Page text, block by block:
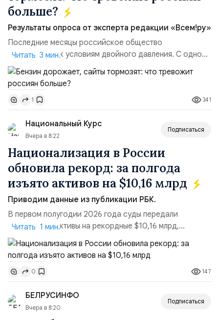
больше?
Результаты опроса от эксперта редакции «Всем!ру»
Последние месяцы российское общество
адаптируется к условиям двойного давления. С одной
стороны, происходит рост цен на товары первой
необходимости, инфляция и локальные сбои в
поставках бензина. А с другой – технологическая
турбулентность: перебои в работе интернета,
блокировки сайтов, необходимость осваивать VPN и
российские платформы.Что из этого бье...
Читать 3 мин.
1 341
Национальный Курс
Вчера в 8:22
Подписаться
Национализация в России
обновила рекорд: за полгода
изъято активов на $10,16 млрд
Приводим данные из публикации РБК.
В первом полугодии 2026 года суды передали
государству активы на рекордные $10,16 млрд,
подсчитали аналитики AK&M. Это в 2,5 раза больше,
чем за аналогичный период 2025 года ($3,95 млрд).
Всего зафиксировано 15 национализационных
транзакций, которые обеспечили 42,2% денежного
объёма всего российского рынка слияний и
поглощений. Крупнейшей ...
Читать 1 мин.
0 147
БЕЛРУСИНФО
Вчера в 8:20
Подписаться